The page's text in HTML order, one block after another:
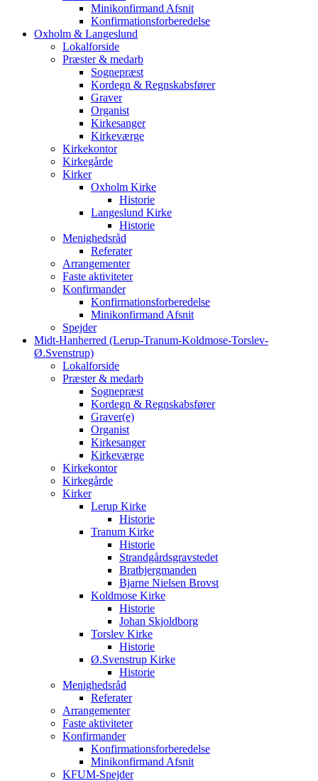
Minikonfirmand Afsnit
Konfirmationsforberedelse
Oxholm & Langeslund
Lokalforside
Præster & medarb
Sognepræst
Kordegn & Regnskabsfører
Graver
Organist
Kirkesanger
Kirkeværge
Kirkekontor
Kirkegårde
Kirker
Oxholm Kirke
Historie
Langeslund Kirke
Historie
Menighedsråd
Referater
Arrangementer
Faste aktiviteter
Konfirmander
Konfirmationsforberedelse
Minikonfirmand Afsnit
Spejder
Midt-Hanherred (Lerup-Tranum-Koldmose-Torslev-
Ø.Svenstrup)
Lokalforside
Præster & medarb
Sognepræst
Kordegn & Regnskabsfører
Graver(e)
Organist
Kirkesanger
Kirkeværge
Kirkekontor
Kirkegårde
Kirker
Lerup Kirke
Historie
Tranum Kirke
Historie
Strandgårdsgravstedet
Bratbjergmanden
Bjarne Nielsen Brovst
Koldmose Kirke
Historie
Johan Skjoldborg
Torslev Kirke
Historie
Ø.Svenstrup Kirke
Historie
Menighedsråd
Referater
Arrangementer
Faste aktiviteter
Konfirmander
Konfirmationsforberedelse
Minikonfirmand Afsnit
KFUM-Spejder